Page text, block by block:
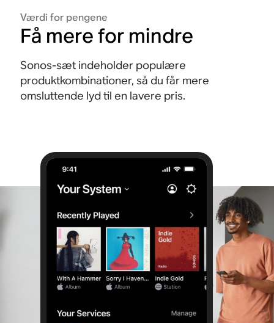
Værdi for pengene
Få mere for mindre
Sonos-sæt indeholder populære
produktkombinationer, så du får mere
omsluttende lyd til en lavere pris.